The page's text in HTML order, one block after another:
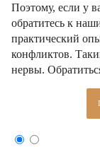
Поэтому, если у
обратитесь к
практический
конфликтов.
нервы.